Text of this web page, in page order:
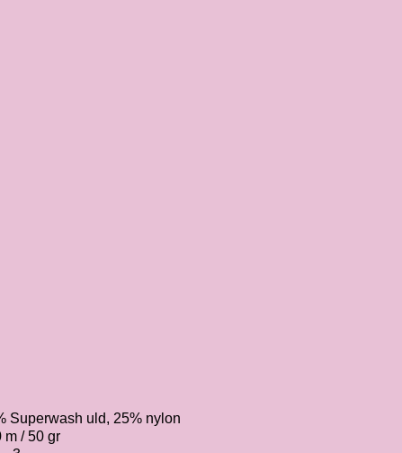
Superwash uld, 25% nylon
m / 50 gr